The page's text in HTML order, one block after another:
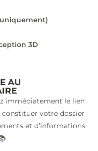
3D
AU
immédiatement le lien
votre dossier
et d’informations